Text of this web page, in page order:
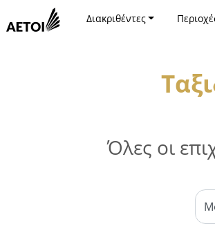
Διακριθέντες
Όλες οι